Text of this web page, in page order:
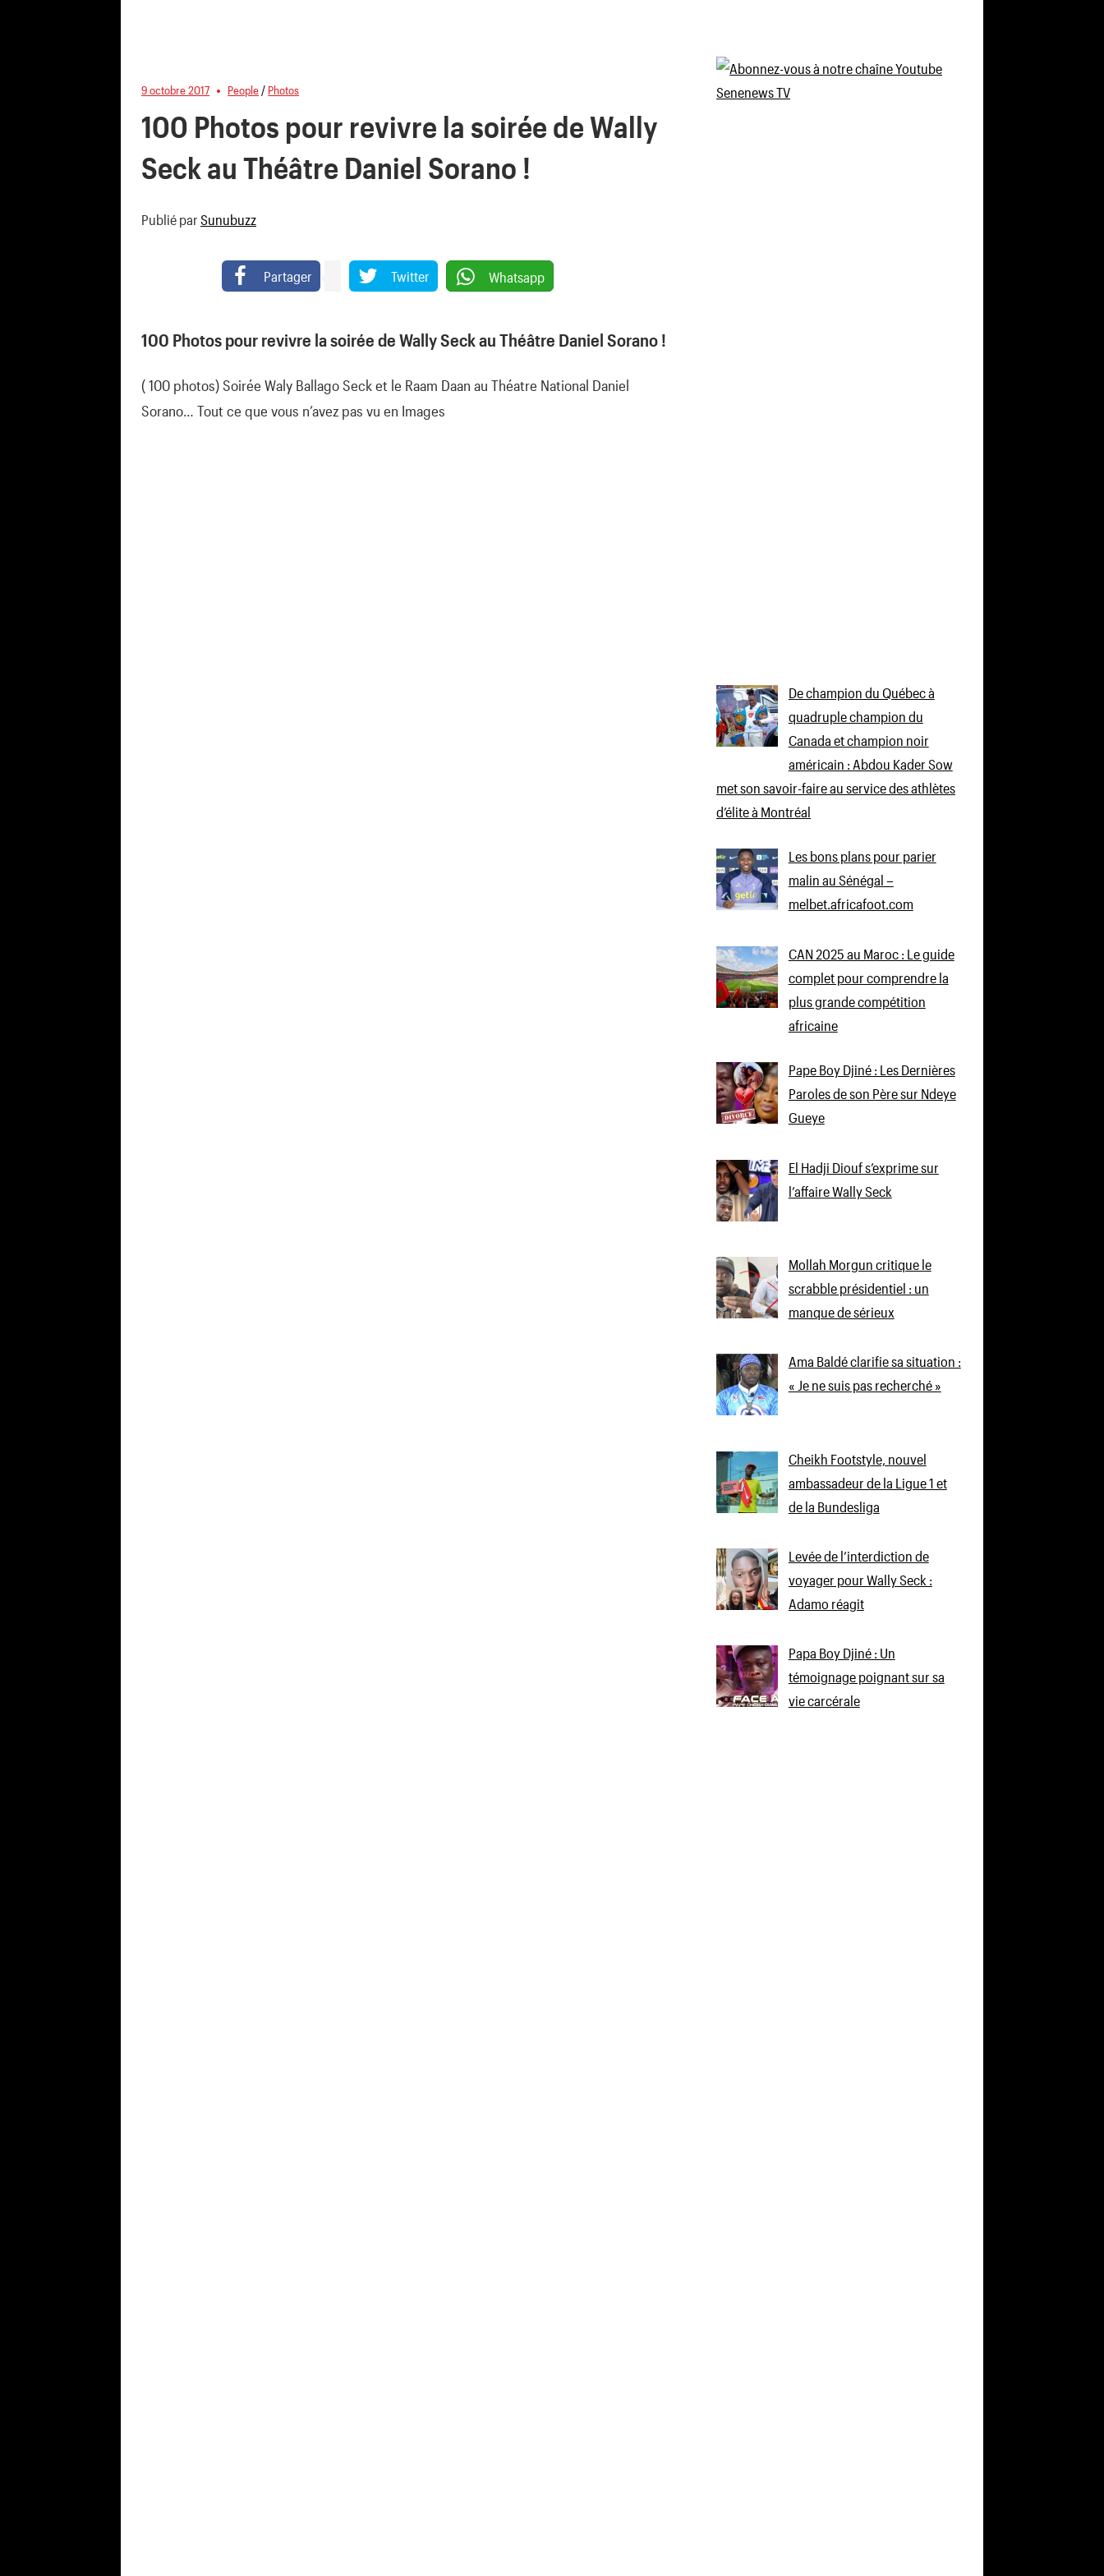
9 octobre 2017 People / Photos
100 Photos pour revivre la soirée de Wally
Seck au Théâtre Daniel Sorano !
Publié par Sunubuzz
Partager Twitter Whatsapp
100 Photos pour revivre la soirée de Wally Seck au Théâtre Daniel Sorano !
( 100 photos) Soirée Waly Ballago Seck et le Raam Daan au Théatre National Daniel
Sorano… Tout ce que vous n’avez pas vu en Images
De champion du Québec à
quadruple champion du
Canada et champion noir
américain : Abdou Kader Sow
met son savoir-faire au service des athlètes
d’élite à Montréal
Les bons plans pour parier
malin au Sénégal –
melbet.africafoot.com
CAN 2025 au Maroc : Le guide
complet pour comprendre la
plus grande compétition
africaine
Pape Boy Djiné : Les Dernières
Paroles de son Père sur Ndeye
Gueye
El Hadji Diouf s’exprime sur
l’affaire Wally Seck
Mollah Morgun critique le
scrabble présidentiel : un
manque de sérieux
Ama Baldé clarifie sa situation :
« Je ne suis pas recherché »
Cheikh Footstyle, nouvel
ambassadeur de la Ligue 1 et
de la Bundesliga
Levée de l’interdiction de
voyager pour Wally Seck :
Adamo réagit
Papa Boy Djiné : Un
témoignage poignant sur sa
vie carcérale